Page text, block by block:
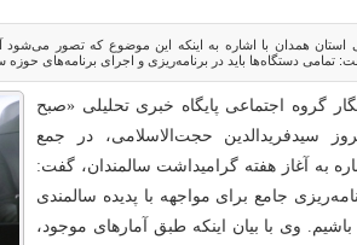
استان همدان با اشاره به اینکه این موضوع که تصور می‌شود
دستگاه‌ها باید در برنامه‌ریزی و اجرای برنامه‌های حوزه
گروه اجتماعی پایگاه خبری تحلیلی «صبح
سیدفریدالدین حجت‌الاسلامی، در جمع
به آغاز هفته گرامیداشت سالمندان، گفت:
جامع برای مواجهه با پدیده سالمندی
وی با بیان اینکه طبق آمارهای موجود،